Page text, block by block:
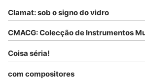
Clamat: sob o signo do vidro
CMACG: Colecção de Instrumentos
Coisa séria!
com compositores